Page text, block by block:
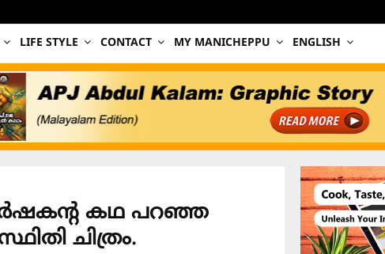
LIFE STYLE CONTACT MY MANICHEPPU ENGLISH
കഥ പറഞ്ഞ
ചിത്രം.